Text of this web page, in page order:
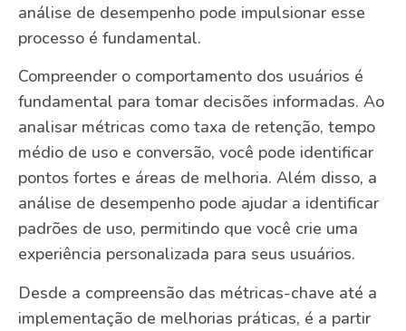
análise de desempenho pode impulsionar esse
processo é fundamental.
Compreender o comportamento dos usuários é
fundamental para tomar decisões informadas. Ao
analisar métricas como taxa de retenção, tempo
médio de uso e conversão, você pode identificar
pontos fortes e áreas de melhoria. Além disso, a
análise de desempenho pode ajudar a identificar
padrões de uso, permitindo que você crie uma
experiência personalizada para seus usuários.
Desde a compreensão das métricas-chave até a
implementação de melhorias práticas, é a partir